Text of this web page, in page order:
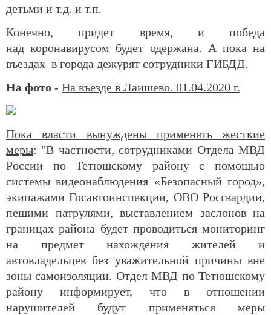
детьми и т.д. и т.п.
Конечно, придет время, и победа
над коронавирусом будет одержана. А пока на
въездах в города дежурят сотрудники ГИБДД.
На фото - На въезде в Лаишево. 01.04.2020 г.
Пока власти вынуждены применять жесткие
меры: "В частности, сотрудниками Отдела МВД
России по Тетюшскому району с помощью
системы видеонаблюдения «Безопасный город»,
экипажами Госавтоинспекции, ОВО Росгвардии,
пешими патрулями, выставлением заслонов на
границах района будет проводиться мониторинг
на предмет нахождения жителей и
автовладельцев без уважительной причины вне
зоны самоизоляции. Отдел МВД по Тетюшскому
району информирует, что в отношении
нарушителей будут применяться меры